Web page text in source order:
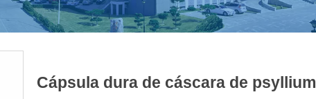
Cápsula dura de cáscara de psyllium